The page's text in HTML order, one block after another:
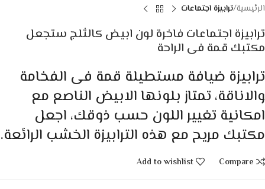
الرئيسية ترابيزة اجتماعات
ترابيزة اجتماعات فاخرة لون ابيض كالثلج ستجعل
مكتبك قمة فى الراحة
ترابيزة ضيافة مستطيلة قمة فى الفخامة
والاناقة، تمتاز بلونها الابيض الناصع مع
امكانية تغيير اللون حسب ذوقك، اجعل
مكتبك مريح مع هذه الترابيزة الخشب الرائعة.
Compare
Add to wishlist